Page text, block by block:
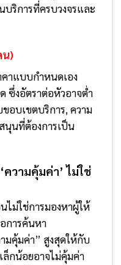
ริการที่ครบวงจรและ
น)
คาแบบกำหนดเอง
ซึ่งอัตราต่อหัวอาจต่ำ
อบเขตบริการ, ความ
นที่ต้องการเป็น
ความคุ้มค่า’ ไม่ใช่
ไม่ใช่การมองหาผู้ให้
การค้นหา
มคุ้มค่า” สูงสุดให้กับ
ล็กน้อยอาจไม่คุ้มค่า